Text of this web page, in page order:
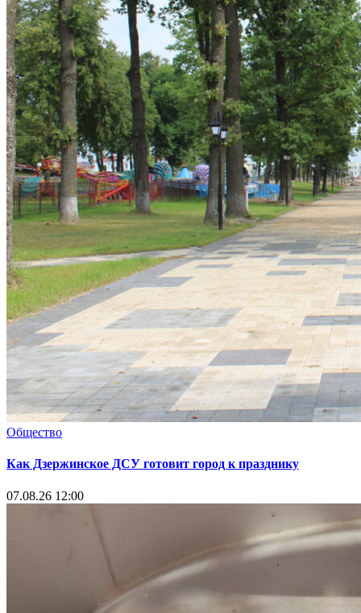
Общество
Как Дзержинское ДСУ готовит город к празднику
07.08.26 12:00